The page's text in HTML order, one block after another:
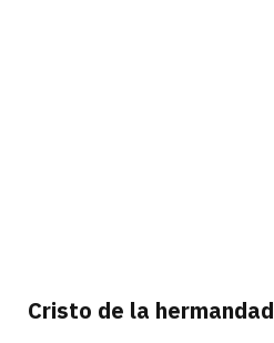
Cristo de la hermandad